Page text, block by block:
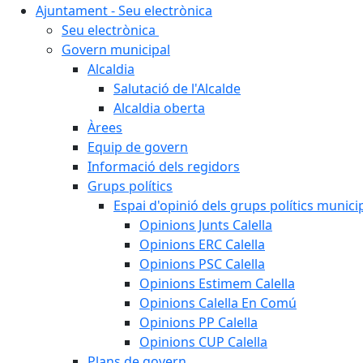
Ajuntament - Seu electrònica
Seu electrònica
Govern municipal
Alcaldia
Salutació de l'Alcalde
Alcaldia oberta
Àrees
Equip de govern
Informació dels regidors
Grups polítics
Espai d'opinió dels grups polítics
Opinions Junts Calella
Opinions ERC Calella
Opinions PSC Calella
Opinions Estimem Calella
Opinions Calella En Comú
Opinions PP Calella
Opinions CUP Calella